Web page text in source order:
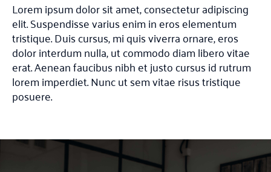
Lorem ipsum dolor sit amet, consectetur adipiscing
elit. Suspendisse varius enim in eros elementum
tristique. Duis cursus, mi quis viverra ornare, eros
dolor interdum nulla, ut commodo diam libero vitae
erat. Aenean faucibus nibh et justo cursus id rutrum
lorem imperdiet. Nunc ut sem vitae risus tristique
posuere.